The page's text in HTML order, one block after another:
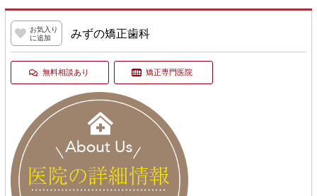
お気入り
に追加
みずの矯正歯科
無料相談あり 矯正専門医院